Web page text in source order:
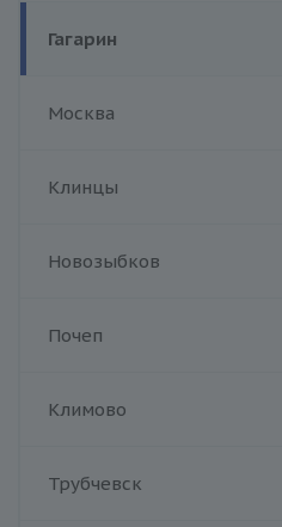
Гагарин
Москва
Клинцы
Новозыбков
Почеп
Климово
Трубчевск